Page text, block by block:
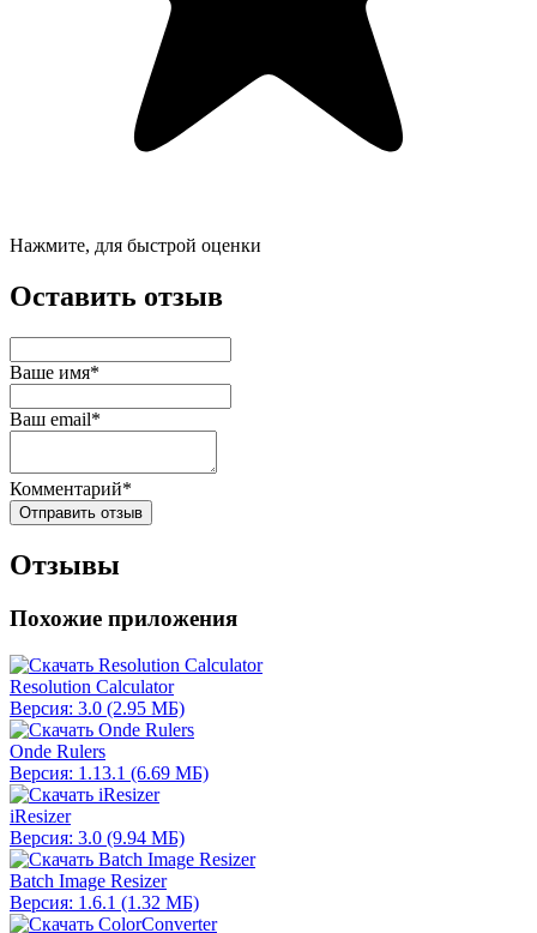
Нажмите, для быстрой оценки
Оставить отзыв
Ваше имя*
Ваш email*
Комментарий*
Отправить отзыв
Отзывы
Похожие приложения
Resolution Calculator
Версия: 3.0 (2.95 МБ)
Onde Rulers
Версия: 1.13.1 (6.69 МБ)
iResizer
Версия: 3.0 (9.94 МБ)
Batch Image Resizer
Версия: 1.6.1 (1.32 МБ)